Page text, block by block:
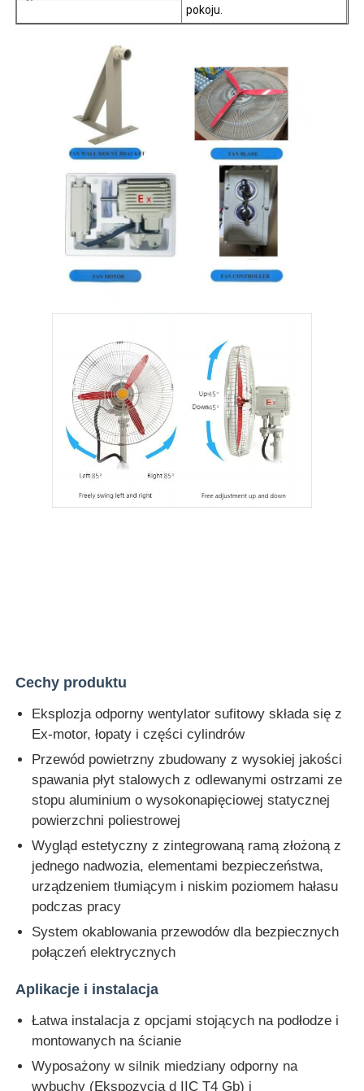
pokoju.
Cechy produktu
Eksplozja odporny wentylator sufitowy składa się z
Ex-motor, łopaty i części cylindrów
Przewód powietrzny zbudowany z wysokiej jakości
spawania płyt stalowych z odlewanymi ostrzami ze
stopu aluminium o wysokonapięciowej statycznej
powierzchni poliestrowej
Wygląd estetyczny z zintegrowaną ramą złożoną z
jednego nadwozia, elementami bezpieczeństwa,
urządzeniem tłumiącym i niskim poziomem hałasu
podczas pracy
System okablowania przewodów dla bezpiecznych
połączeń elektrycznych
Aplikacje i instalacja
Łatwa instalacja z opcjami stojących na podłodze i
montowanych na ścianie
Wyposażony w silnik miedziany odporny na
wybuchy (Ekspozycja d IIC T4 Gb) i